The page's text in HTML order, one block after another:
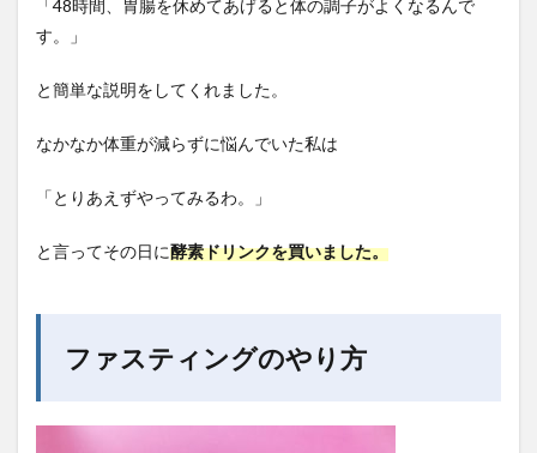
「48時間、胃腸を休めてあげると体の調子がよくなるんで
す。」
と簡単な説明をしてくれました。
なかなか体重が減らずに悩んでいた私は
「とりあえずやってみるわ。」
と言ってその日に酵素ドリンクを買いました。
ファスティングのやり方